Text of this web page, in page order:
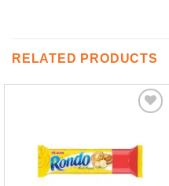
RELATED PRODUCTS
Ekle